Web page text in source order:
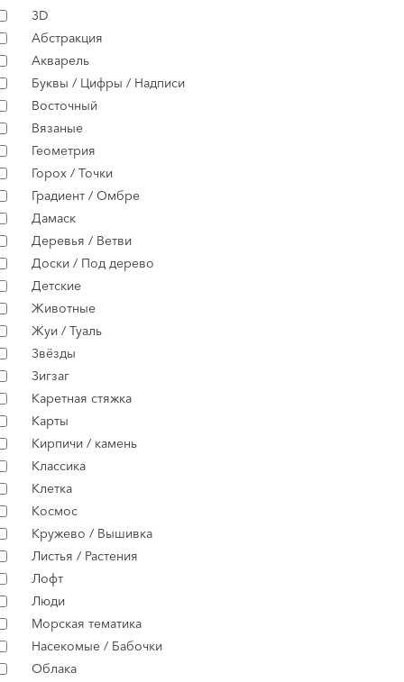
3D
Абстракция
Акварель
Буквы / Цифры / Надписи
Восточный
Вязаные
Геометрия
Горох / Точки
Градиент / Омбре
Дамаск
Деревья / Ветви
Доски / Под дерево
Детские
Животные
Жуи / Туаль
Звёзды
Зигзаг
Каретная стяжка
Карты
Кирпичи / камень
Классика
Клетка
Космос
Кружево / Вышивка
Листья / Растения
Лофт
Люди
Морская тематика
Насекомые / Бабочки
Облака